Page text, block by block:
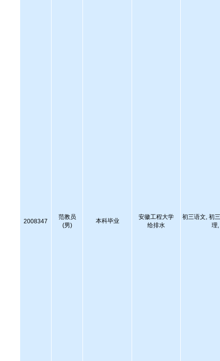
2008347
范教员
(男)
本科毕业
安徽工程大学
给排水
初三语文, 初
理